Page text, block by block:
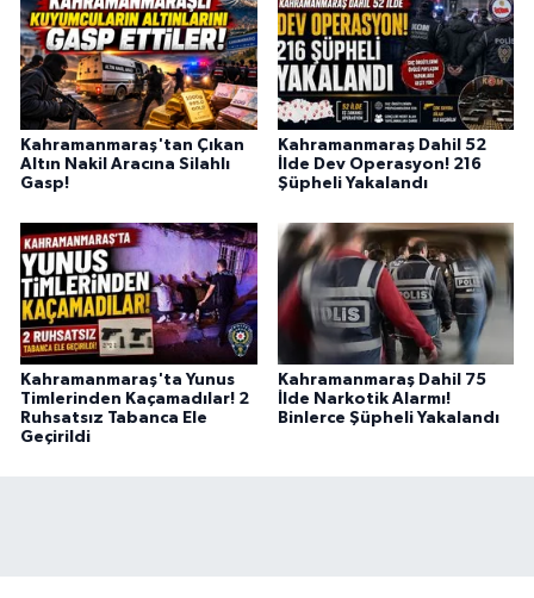
Kahramanmaraş'tan Çıkan
Altın Nakil Aracına Silahlı
Gasp!
Kahramanmaraş Dahil 52
İlde Dev Operasyon! 216
Şüpheli Yakalandı
Kahramanmaraş'ta Yunus
Timlerinden Kaçamadılar! 2
Ruhsatsız Tabanca Ele
Geçirildi
Kahramanmaraş Dahil 75
İlde Narkotik Alarmı!
Binlerce Şüpheli Yakalandı
YEREL
BÖLGEDEN
BİLİM TEKNOLOJİ
SEÇİM 2015
ÇEVRE
BİLİM VE TEKNOLOJİ
YARIŞMALAR